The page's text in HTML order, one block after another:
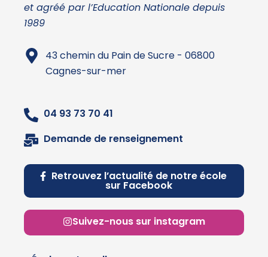
et agréé par l’Education Nationale depuis
1989
43 chemin du Pain de Sucre - 06800
Cagnes-sur-mer
04 93 73 70 41
Demande de renseignement
Retrouvez l’actualité de notre école
sur Facebook
Suivez-nous sur instagram